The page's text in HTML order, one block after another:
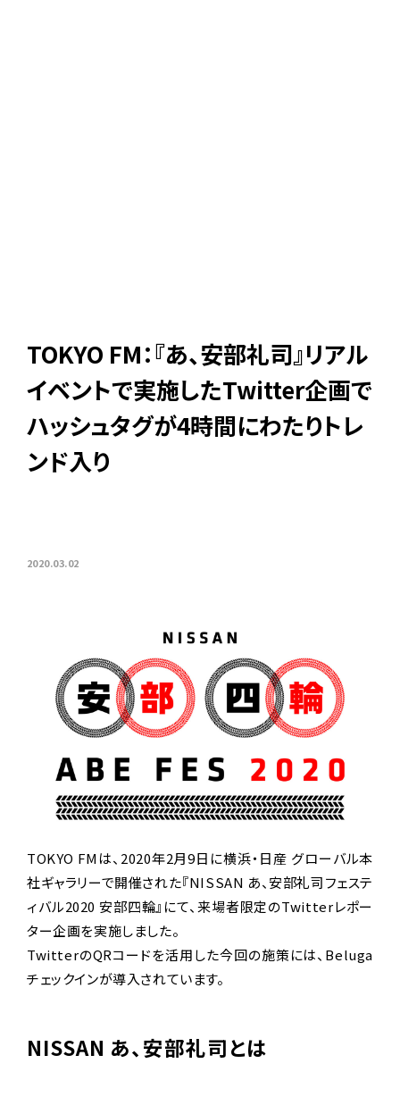
TOKYO FM：『あ、安部礼司』リアル
イベントで実施したTwitter企画で
ハッシュタグが4時間にわたりトレ
ンド入り
2020.03.02
TOKYO FMは、2020年2月9日に横浜・日産 グローバル本
社ギャラリーで開催された『NISSAN あ、安部礼司フェステ
ィバル2020 安部四輪』にて、来場者限定のTwitterレポー
ター企画を実施しました。
TwitterのQRコードを活用した今回の施策には、Beluga
チェックインが導入されています。
NISSAN あ、安部礼司とは